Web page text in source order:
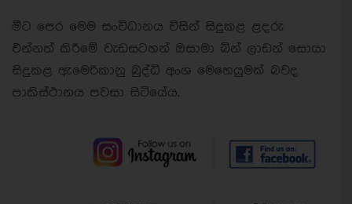
මීට පෙර මෙම සංවිධානය විසින් සිදුකළ ළදරු
එන්නත් කිරීමේ වැඩසටහන් ඔසාමා බින් ලාඩන් සොයා
සිදුකළ ඇමෙරිකානු බුද්ධි අංශ මෙහෙයුමක් බවද
පාකිස්ථානය පවසා සිටියේය.